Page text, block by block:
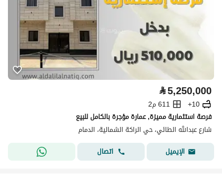
⃁5,250,000
10+
611 م2
فرصة استثمارية مميزة, عمارة مؤجرة بالكامل للبيع
شارع عبدالله الطائي، حي الراكة الشمالية، الدمام
الإيميل
اتصال